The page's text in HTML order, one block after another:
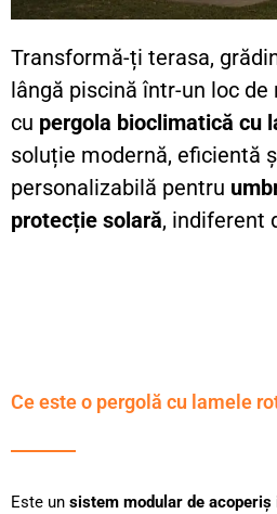
Transformă-ți terasa,
lângă piscină într-un loc de
cu pergola bioclimatică cu
soluție modernă, eficientă
personalizabilă pentru
protecție solară, indiferent
Ce este o pergolă cu lamele
Este un sistem modular de